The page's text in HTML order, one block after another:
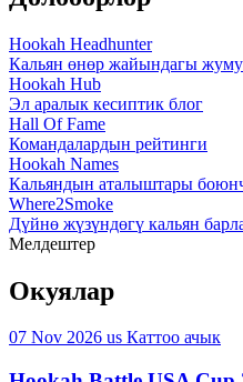
Hookah Headhunter
Кальян өнөр жайындагы
Hookah Hub
Эл аралык кесиптик блог
Hall Of Fame
Командалардын рейтинги
Hookah Names
Кальяндын аталыштары
Where2Smoke
Дүйнө жүзүндөгү кальян
Мелдештер
Окуялар
07 Nov 2026 us Каттоо ачык